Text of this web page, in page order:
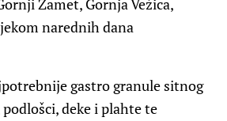
Zamet, Gornja Vežica,
narednih dana
gastro granule sitnog
deke i plahte te